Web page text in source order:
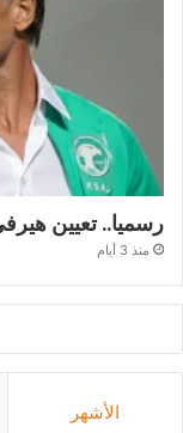
رسميا.. تعيين
منذ 3 أيام
الأشهر